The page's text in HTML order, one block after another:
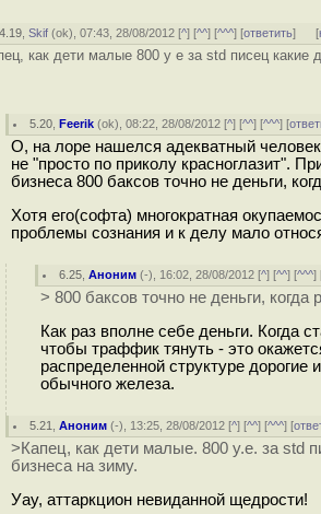
4.19 ,Skif (ok), 07:43, 28/08/2012 [^] [^^] [^^^] [ответить] [
как дети малые 800 у е за std писец какие
5.20 ,Feerik (ok), 08:22, 28/08/2012 [^] [^^] [^^^] [
О, на лоре нашелся адекватный
не "просто по приколу красноглазит".
бизнеса 800 баксов точно не деньги,
Хотя его(софта) многократная
проблемы сознания и к делу мало
6.25 ,Аноним (-), 16:02, 28/08/2012 [^] [^^] [^^^]
> 800 баксов точно не деньги, когда
Как раз вполне себе деньги. Когда
чтобы траффик тянуть - это
распределенной структуре
обычного железа.
5.21 ,Аноним (-), 13:25, 28/08/2012 [^] [^^] [^^^] [
>Капец, как дети малые. 800 у.е. за std
бизнеса на зиму.
Уау, аттаркцион невиданной щедрости!